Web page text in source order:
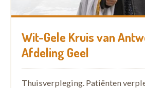
Wit-Gele Kruis van
Afdeling Geel
Thuisverpleging. Patiënten